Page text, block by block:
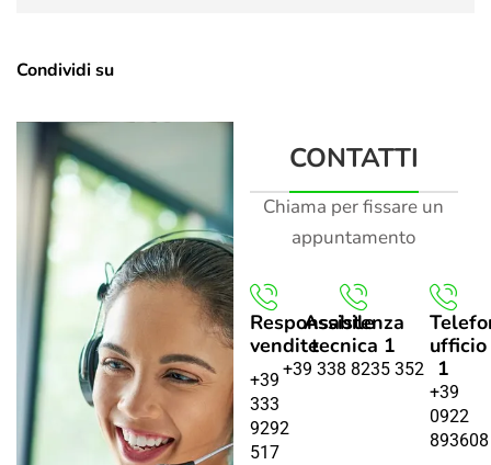
Condividi su
CONTATTI
Chiama per fissare un
appuntamento
Responsabile
vendite
+39
333
9292
517
Assistenza
tecnica 1
+39 338 8235 352
ufficio
1
+39
0922
893608